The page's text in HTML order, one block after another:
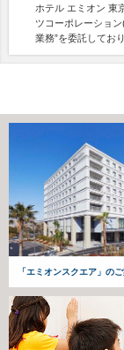
ホテル エミオン 東
ツコーポレーショ
業務”を委託してお
「エミオンスクエア」の